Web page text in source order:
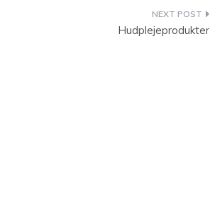
Hudplejeprodukter